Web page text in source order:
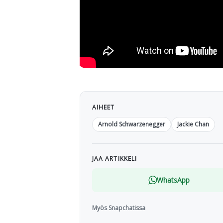
AIHEET
Arnold Schwarzenegger
Jackie Chan
JAA ARTIKKELI
WhatsApp
Myös Snapchatissa